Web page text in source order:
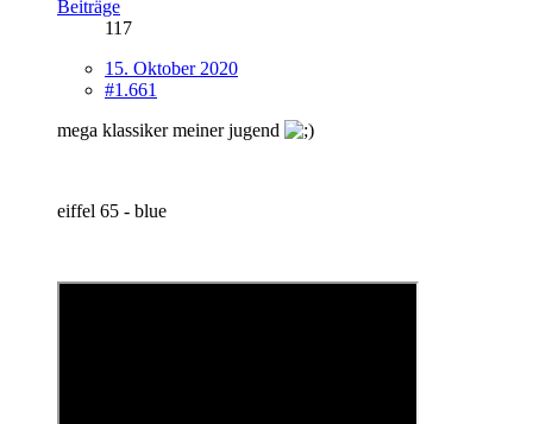
Beiträge
117
15. Oktober 2020
#1.661
mega klassiker meiner jugend
eiffel 65 - blue